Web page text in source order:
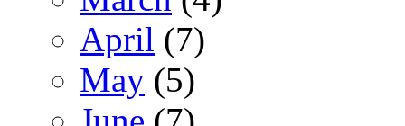
April (7)
May (5)